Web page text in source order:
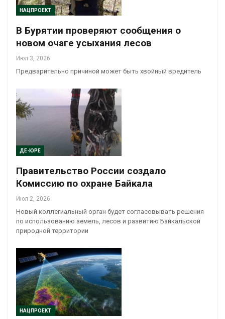
НАЦПРОЕКТ
В Бурятии проверяют сообщения о
новом очаге усыхания лесов
Июл 3, 2026
Предварительно причиной может быть хвойный вредитель
ДЕ-ЮРЕ
Правительство России создало
Комиссию по охране Байкала
Июл 2, 2026
Новый коллегиальный орган будет согласовывать решения
по использованию земель, лесов и развитию Байкальской
природной территории
НАЦПРОЕКТ